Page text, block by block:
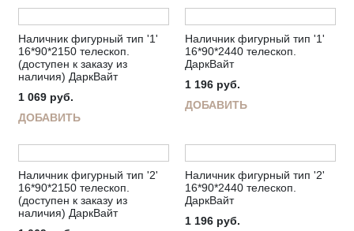
Наличник фигурный тип '1'
16*90*2150 телескоп.
(доступен к заказу из
наличия) ДаркВайт
1 069 руб.
ДОБАВИТЬ
Наличник фигурный тип '1'
16*90*2440 телескоп.
ДаркВайт
1 196 руб.
ДОБАВИТЬ
Наличник фигурный тип '2'
16*90*2150 телескоп.
(доступен к заказу из
наличия) ДаркВайт
Наличник фигурный тип '2'
16*90*2440 телескоп.
ДаркВайт
1 196 руб.